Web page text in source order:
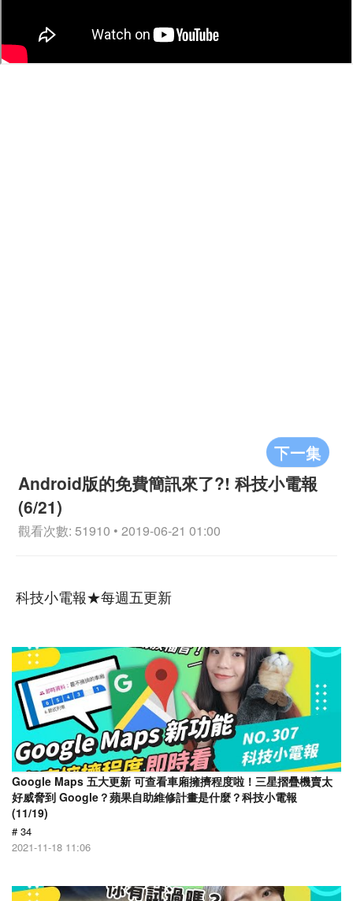
下一集
Android版的免費簡訊來了?! 科技小電報
(6/21)
觀看次數: 51910 • 2019-06-21 01:00
科技小電報★每週五更新
Google Maps 五大更新 可查看車廂擁擠程度啦！三星摺疊機賣太
好威脅到 Google？蘋果自助維修計畫是什麼？科技小電報
(11/19)
# 34
2021-11-18 11:06